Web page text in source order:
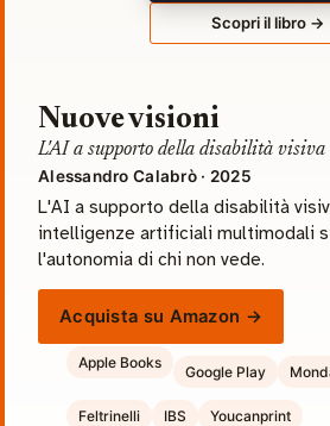
Scopri il libro →
Nuove visioni
L'AI a supporto della disabilità visiva
Alessandro Calabrò · 2025
L'AI a supporto della disabilità
intelligenze artificiali multimodali
l'autonomia di chi non vede.
Acquista su Amazon →
Apple Books
Google Play
Feltrinelli IBS Youcanprint